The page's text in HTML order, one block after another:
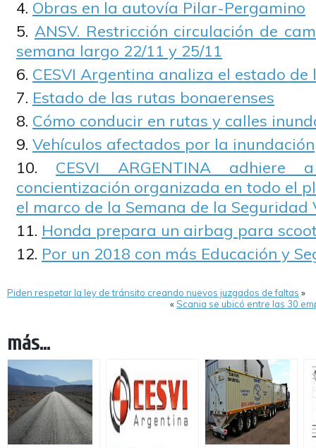
Obras en la autovía Pilar-Pergamino
ANSV. Restricción circulación de
semana largo 22/11 y 25/11
CESVI Argentina analiza el estado
Estado de las rutas bonaerenses
Cómo conducir en rutas y calles
Vehículos afectados por la inundación
CESVI ARGENTINA
concientización organizada en todo el
el marco de la Semana de la Seguridad
Honda prepara un airbag para
Por un 2018 con más Educación y
Piden respetar la ley de tránsito creando nuevos juzgados de faltas »
«Scania se ubicó entre las 30
más...